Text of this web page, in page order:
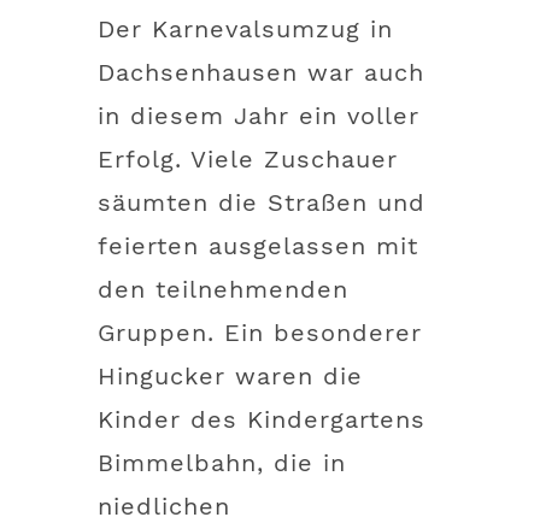
Der Karnevalsumzug in
Dachsenhausen war auch
in diesem Jahr ein voller
Erfolg. Viele Zuschauer
säumten die Straßen und
feierten ausgelassen mit
den teilnehmenden
Gruppen. Ein besonderer
Hingucker waren die
Kinder des Kindergartens
Bimmelbahn, die in
niedlichen